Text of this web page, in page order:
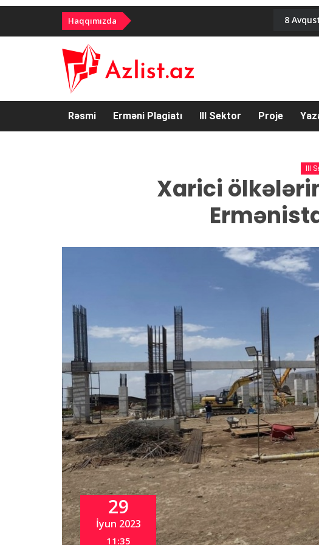
Haqqımızda 8
Rəsmi Erməni Plagiatı III Sektor Proje
III
Xarici
29
İyun 2023
11:35